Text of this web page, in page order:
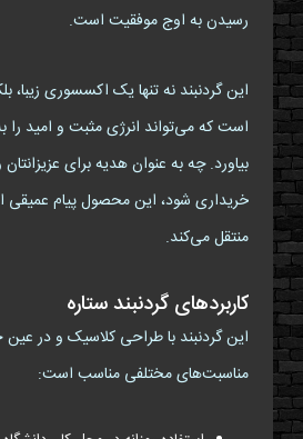
رسیدن به اوج موفقیت است.
این گردنبند نه تنها یک اکسسوری زیبا،
است که می‌تواند انرژی مثبت و امید را
بیاورد. چه به عنوان هدیه برای
خریداری شود، این محصول پیام عمیقی
منتقل می‌کند.
کاربردهای گردنبند ستاره
این گردنبند با طراحی کلاسیک و در
مناسبت‌های مختلفی مناسب است: